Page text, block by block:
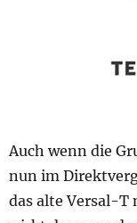
Auch wenn die
nun im
das alte Versal-T